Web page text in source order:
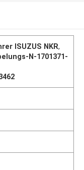
ISUZUS NKR,
N-1701371-